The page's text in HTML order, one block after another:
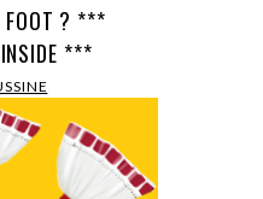
FOOT ? ***
***